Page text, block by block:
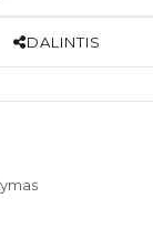
DALINTIS